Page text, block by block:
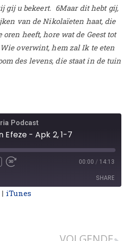
gij u bekeert. 6Maar dit hebt gij,
van de Nikolaïeten haat, die
oren heeft, hore wat de Geest tot
overwint, hem zal Ik te eten
des levens, die staat in de tuin
Podcast
Efeze - Apk 2, 1-7
00:00 / 14:13
SHARE
| iTunes